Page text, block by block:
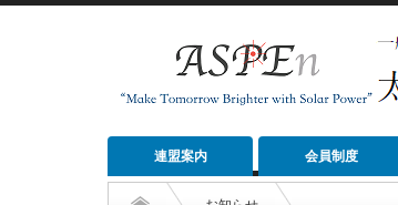
連盟案内 会員制度